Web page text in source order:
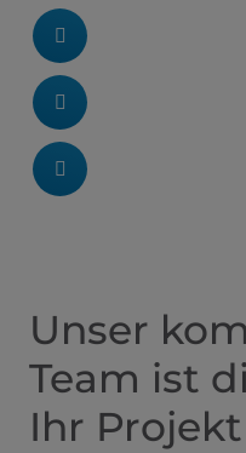
Unser
Team ist
Ihr Projekt
schließen
und schließen